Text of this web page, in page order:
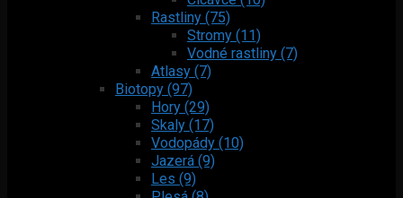
Rastliny (75)
Stromy (11)
Vodné rastliny (7)
Atlasy (7)
Biotopy (97)
Hory (29)
Skaly (17)
Vodopády (10)
Jazerá (9)
Les (9)